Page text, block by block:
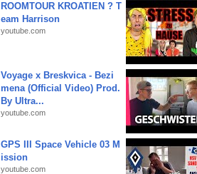
ROOMTOUR KROATIEN ? T
eam Harrison
youtube.com
Voyage x Breskvica - Bezi
mena (Official Video) Prod.
By Ultra...
youtube.com
GPS III Space Vehicle 03 M
ission
youtube.com